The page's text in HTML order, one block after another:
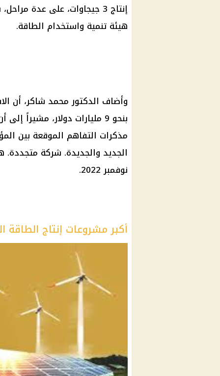
إنتاج 3 جيجاوات، على عدة
هيئة تنمية واستخدام الطاقة.
وأضاف الدكتور محمد شاكر، أن
بنحو 9 مليارات دولار،
مذكرات التفاهم الموقعة بين
نوفمبر 2022.
أكبر مشروعات إنتاج الطاقة